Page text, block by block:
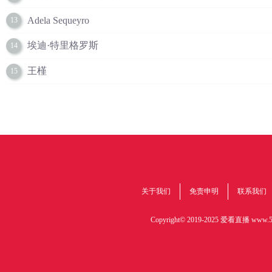
13 Adela Sequeyro
14 埃迪·特里格罗斯
15 王槿
关于我们 免责申明 联系我们
Copyright© 2019-2025 爱看直播